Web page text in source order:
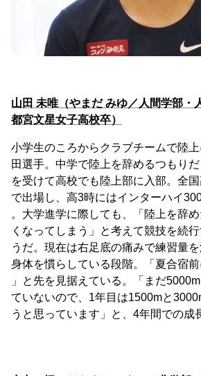
山田 未唯（やまだ みゆ／人間学部・
都宮文星女子高校卒）
小学生のころからクラブチームで陸
田選手。中学で陸上を辞めるつもり
を受けて高校でも陸上部に入部。全
で出場し、高3時にはインターハイ
。大学進学に際しても、「陸上を辞
くなってしまう」と考えて競技を続
うだ。現在は右足底の痛みで練習量
身体を慣らしている段階。「夏合宿
」と先を見据えている。「まだ
ていないので、1年目は1500mと
うと思っています」と、4年間での成